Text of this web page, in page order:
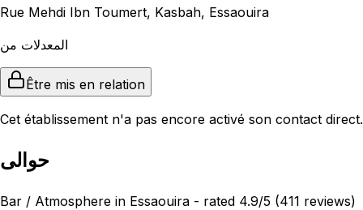
Rue Mehdi Ibn Toumert, Kasbah, Essaouira
المعدلات من
Être mis en relation
Cet établissement n'a pas encore activé son contact direct.
حوالى
Bar / Atmosphere in Essaouira - rated 4.9/5 (411 reviews)